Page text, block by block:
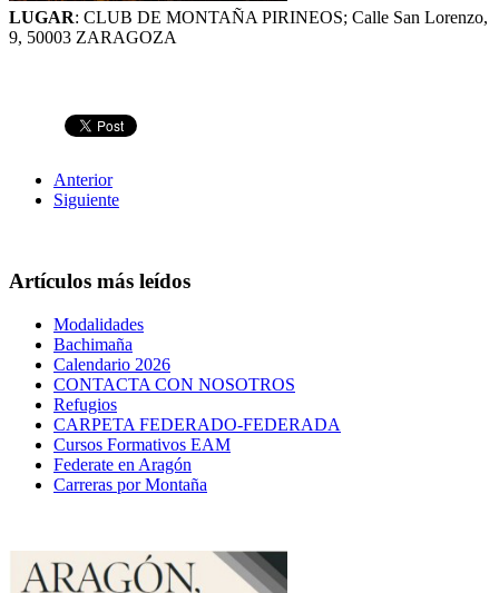
LUGAR: CLUB DE MONTAÑA PIRINEOS; Calle San Lorenzo,
9, 50003 ZARAGOZA
Anterior
Siguiente
Artículos más leídos
Modalidades
Bachimaña
Calendario 2026
CONTACTA CON NOSOTROS
Refugios
CARPETA FEDERADO-FEDERADA
Cursos Formativos EAM
Federate en Aragón
Carreras por Montaña